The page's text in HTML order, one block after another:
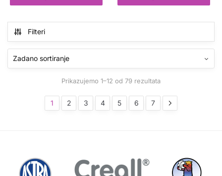
Filteri
Prikazujemo 1–12 od 79 rezultata
1 2 3 4 5 6 7